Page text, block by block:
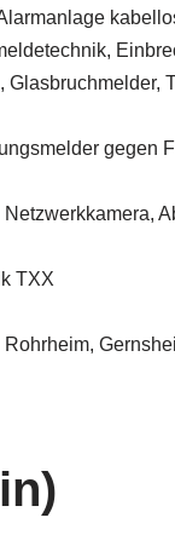
gegen
TXX